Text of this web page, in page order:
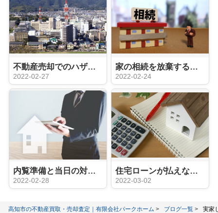
不動産売却でのハザードマップの影響はあるのか？直接的な影響はない
2022-02-27
家の相続を放棄するための費用はどのくらい必要？注意点はある？
2022-02-24
内覧準備と当日の対応が最重要！？家に住みながら売却活動するなら
2022-02-28
住宅ローンが払えなくても家を売る方法は？支払い滞納に注意！
2022-03-02
高知市の不動産買取・売却査定｜有限会社パークホーム ブログ一覧 実家